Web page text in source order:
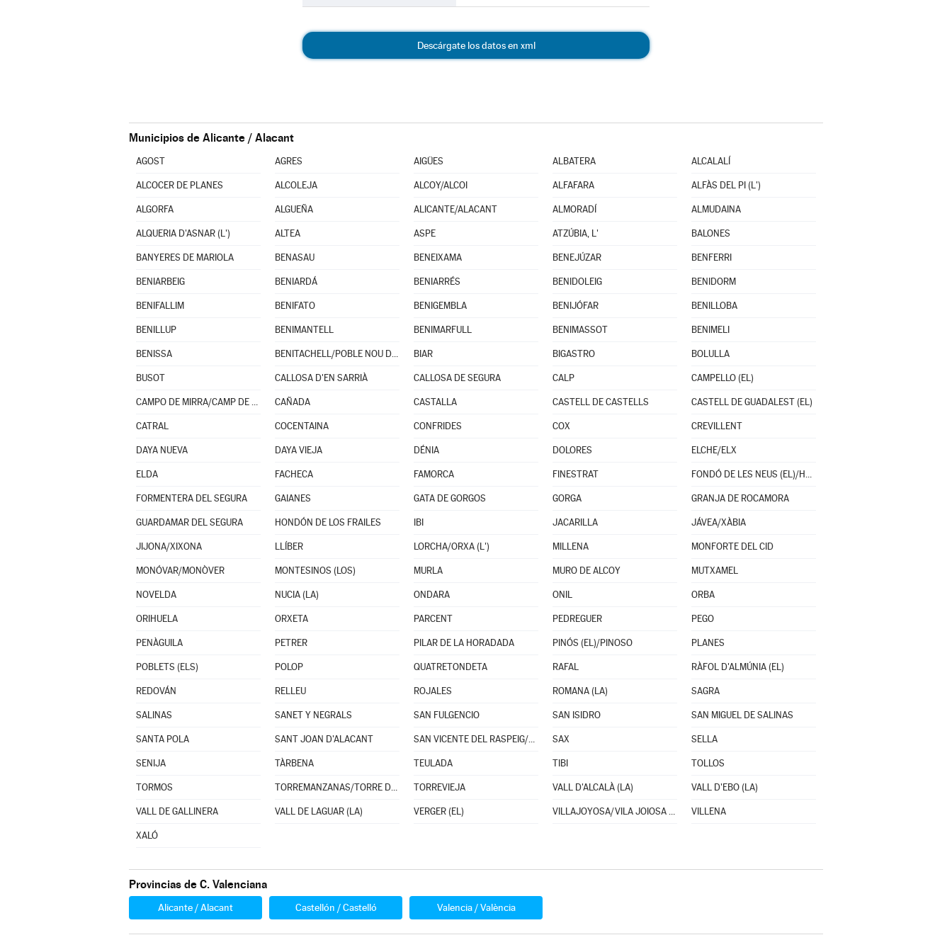
Descárgate los datos en xml
Municipios de Alicante / Alacant
AGOST AGRES AIGÜES ALBATERA ALCALALÍ
ALCOCER DE PLANES ALCOLEJA ALCOY/ALCOI ALFAFARA ALFÀS DEL PI (L')
ALGORFA ALGUEÑA ALICANTE/ALACANT ALMORADÍ ALMUDAINA
ALQUERIA D'ASNAR (L') ALTEA ASPE ATZÚBIA, L' BALONES
BANYERES DE MARIOLA BENASAU BENEIXAMA BENEJÚZAR BENFERRI
BENIARBEIG BENIARDÁ BENIARRÉS BENIDOLEIG BENIDORM
BENIFALLIM BENIFATO BENIGEMBLA BENIJÓFAR BENILLOBA
BENILLUP BENIMANTELL BENIMARFULL BENIMASSOT BENIMELI
BENISSA BENITACHELL/POBLE NOU DE BENITATXELL (EL) BIAR BIGASTRO BOLULLA
BUSOT CALLOSA D'EN SARRIÀ CALLOSA DE SEGURA CALP CAMPELLO (EL)
CAMPO DE MIRRA/CAMP DE MIRRA (EL) CAÑADA CASTALLA CASTELL DE CASTELLS CASTELL DE GUADALEST (EL)
CATRAL COCENTAINA CONFRIDES COX CREVILLENT
DAYA NUEVA DAYA VIEJA DÉNIA DOLORES ELCHE/ELX
ELDA FACHECA FAMORCA FINESTRAT FONDÓ DE LES NEUS (EL)/HONDÓN DE LAS NIEVES
FORMENTERA DEL SEGURA GAIANES GATA DE GORGOS GORGA GRANJA DE ROCAMORA
GUARDAMAR DEL SEGURA HONDÓN DE LOS FRAILES IBI JACARILLA JÁVEA/XÀBIA
JIJONA/XIXONA LLÍBER LORCHA/ORXA (L') MILLENA MONFORTE DEL CID
MONÓVAR/MONÒVER MONTESINOS (LOS) MURLA MURO DE ALCOY MUTXAMEL
NOVELDA NUCIA (LA) ONDARA ONIL ORBA
ORIHUELA ORXETA PARCENT PEDREGUER PEGO
PENÀGUILA PETRER PILAR DE LA HORADADA PINÓS (EL)/PINOSO PLANES
POBLETS (ELS) POLOP QUATRETONDETA RAFAL RÀFOL D'ALMÚNIA (EL)
REDOVÁN RELLEU ROJALES ROMANA (LA) SAGRA
SALINAS SANET Y NEGRALS SAN FULGENCIO SAN ISIDRO SAN MIGUEL DE SALINAS
SANTA POLA SANT JOAN D'ALACANT SAN VICENTE DEL RASPEIG/SANT VICENT DEL RASPEIG SAX SELLA
SENIJA TÀRBENA TEULADA TIBI TOLLOS
TORMOS TORREMANZANAS/TORRE DE LES MAÇANES (LA) TORREVIEJA VALL D'ALCALÀ (LA) VALL D'EBO (LA)
VALL DE GALLINERA VALL DE LAGUAR (LA) VERGER (EL) VILLAJOYOSA/VILA JOIOSA (LA) VILLENA
XALÓ
Provincias de C. Valenciana
Alicante / Alacant Castellón / Castelló Valencia / València